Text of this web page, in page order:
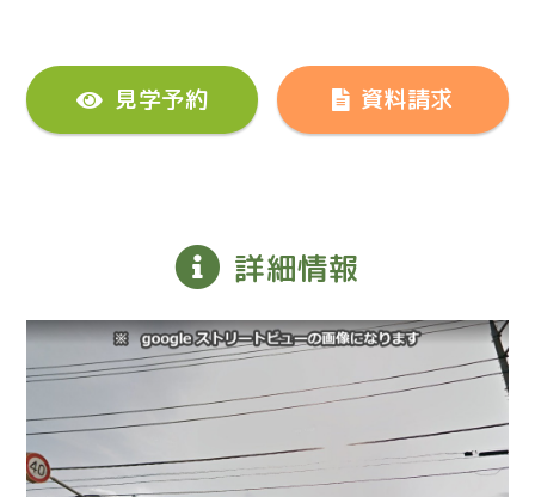
見学予約 資料請求
詳細情報